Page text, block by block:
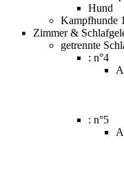
Hund
Kampfhunde
Zimmer &
getrennte
: n°4
: n°5